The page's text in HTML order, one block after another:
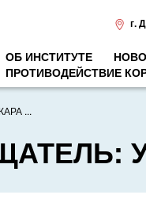
г.
ОБ ИНСТИТУТЕ
ПРОТИВОДЕЙСТВИЕ
...